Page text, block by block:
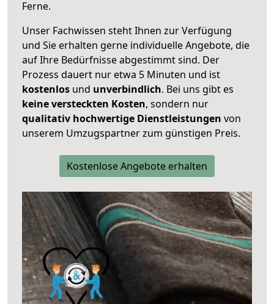
Ferne.
Unser Fachwissen steht Ihnen zur Verfügung
und Sie erhalten gerne individuelle Angebote, die
auf Ihre Bedürfnisse abgestimmt sind. Der
Prozess dauert nur etwa 5 Minuten und ist
kostenlos und unverbindlich. Bei uns gibt es
keine versteckten Kosten, sondern nur
qualitativ hochwertige Dienstleistungen von
unserem Umzugspartner zum günstigen Preis.
Kostenlose Angebote erhalten